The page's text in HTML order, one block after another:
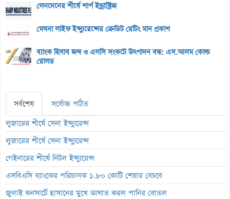
লেনদেনের শীর্ষে শার্প ইন্ড্রাস্ট্রিজ
মেঘনা লাইফ ইন্স্যুরেন্সের ক্রেডিট রেটিং মান প্রকাশ
ব্যাংক হিসাব জব্দ ও এলসি সংকটে উৎপাদন বন্ধ: এস.আলম কোল্ড
রোলড
সর্বশেষ
সর্বোচ্চ পঠিত
লুজারের শীর্ষে সেনা ইন্স্যুরেন্স
লুজারের শীর্ষে সেনা ইন্স্যুরেন্স
গেইনারের শীর্ষে নিটল ইন্স্যুরেন্স
এসবিএসি ব্যাংকের পরিচালক ১.৮০ কোটি শেয়ার বেচবে
জুলাই কনসার্টে হাসানের মুখে আঘাত করল পানির বোতল